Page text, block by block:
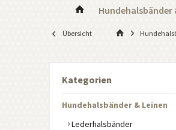
Hundehalsbänder
Übersicht
Kategorien
Hundehalsbänder & Leinen
Lederhalsbänder